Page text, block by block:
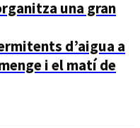
una gran
d’aigua a
i el matí de